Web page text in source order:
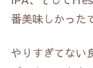
番美味しかった
やりすぎてない